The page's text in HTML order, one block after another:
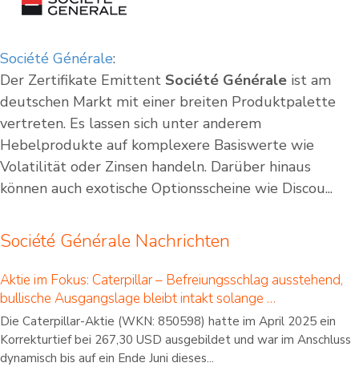
Société Générale:
Der Zertifikate Emittent Société Générale ist am
deutschen Markt mit einer breiten Produktpalette
vertreten. Es lassen sich unter anderem
Hebelprodukte auf komplexere Basiswerte wie
Volatilität oder Zinsen handeln. Darüber hinaus
können auch exotische Optionsscheine wie Discou...
Société Générale Nachrichten
Aktie im Fokus: Caterpillar – Befreiungsschlag ausstehend,
bullische Ausgangslage bleibt intakt solange …
Die Caterpillar-Aktie (WKN: 850598) hatte im April 2025 ein
Korrekturtief bei 267,30 USD ausgebildet und war im Anschluss
dynamisch bis auf ein Ende Juni dieses...